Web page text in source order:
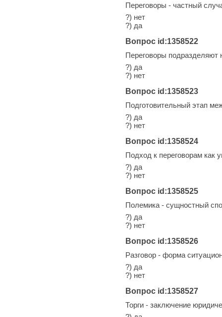
Переговоры - частный
?) нет
?) да
Вопрос id:1358522
Переговоры подразделяют
?) да
?) нет
Вопрос id:1358523
Подготовительный этап
?) да
?) нет
Вопрос id:1358524
Подход к переговорам как
?) да
?) нет
Вопрос id:1358525
Полемика - сущностный
?) да
?) нет
Вопрос id:1358526
Разговор - форма
?) да
?) нет
Вопрос id:1358527
Торги - заключение